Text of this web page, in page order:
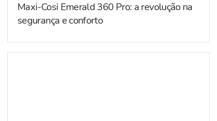
Maxi-Cosi Emerald 360 Pro: a revolução na
segurança e conforto